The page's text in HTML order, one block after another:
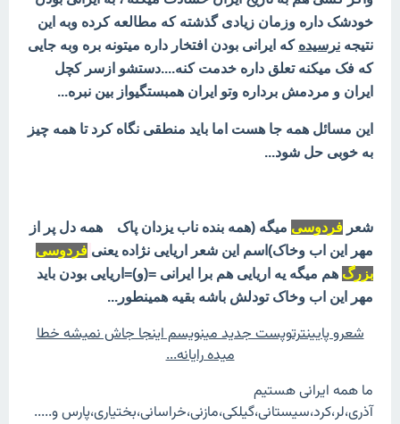
خودشک داره وزمان زیادی گذشته که مطالعه کرده وبه این
نتیجه نرسیده که ایرانی بودن افتخار داره میتونه بره وبه جایی
که فک میکنه تعلق داره خدمت کنه....دستشو ازسر کچل
ایران و مردمش برداره وتو ایران همبستگیواز بین نبره...
این مسائل همه جا هست اما باید منطقی نگاه کرد تا همه چیز
به خوبی حل شود...
شعر فردوسی میگه (همه بنده ناب یزدان پاک همه دل پر از
مهر این اب وخاک)اسم این شعر اریایی نژاده یعنی فردوسی
بزرگ هم میگه یه اریایی هم برا ایرانی =(و)=اریایی بودن باید
مهر این اب وخاک تودلش باشه بقیه همینطور...
شعرو پایینترتوپست جدید مینویسم اینجا جاش نمیشه خطا
میده رایانه...
ما همه ایرانی هستیم
آذری،لر،کرد،سیستانی،گیلکی،مازنی،خراسانی،بختیاری،پارس و.....